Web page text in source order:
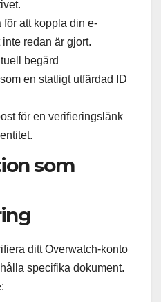
att koppla din e-
redan är gjort.
begärd
en statligt utfärdad ID
för en verifieringslänk
som
ditt Overwatch-konto
specifika dokument.